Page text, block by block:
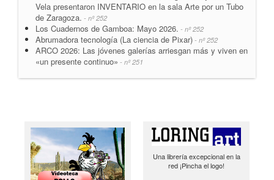
Vela presentaron INVENTARIO en la sala Arte por un Tubo
de Zaragoza. - nº 252
Los Cuadernos de Gamboa: Mayo 2026. - nº 252
Abrumadora tecnología (La ciencia de Pixar) - nº 252
ARCO 2026: Las jóvenes galerías arriesgan más y viven en
«un presente continuo» - nº 251
Una librería excepcional en la
red ¡Pincha el logo!